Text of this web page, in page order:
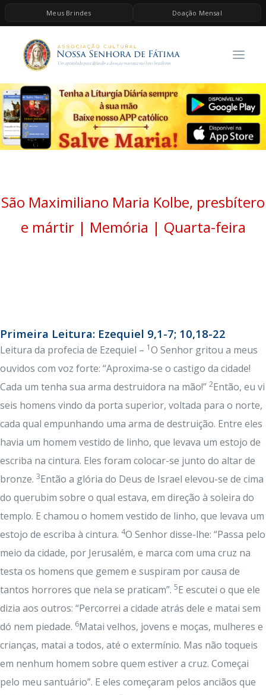
Meus Brindes Doação Mensal
HOME
A ASSOCIAÇÃO
CONTEÚDOS DE MARIA
ESPIRITUALIDADE
AS MELHORES MÚSICAS CATÓLICAS
BRINDES
São Maximiliano Maria Kolbe, presbítero
e mártir | Memória | Quarta-feira
Primeira Leitura: Ezequiel 9,1-7; 10,18-22
Leitura da profecia de Ezequiel – 1O Senhor gritou a meus
ouvidos com voz forte: “Aproxima-se o castigo da cidade!
Cada um tenha sua arma destruidora na mão!” 2Então, eu vi
seis homens vindo da porta superior, voltada para o norte,
cada qual empunhando uma arma de destruição. Entre eles
havia um homem vestido de linho, que levava um estojo de
escriba na cintura. Eles foram colocar-se junto do altar de
bronze. 3Então a glória do Deus de Israel elevou-se de cima
do querubim sobre o qual estava, em direção à soleira do
templo. E chamou o homem vestido de linho, que levava um
estojo de escriba à cintura. 4O Senhor disse-lhe: “Passa pelo
meio da cidade, por Jerusalém, e marca com uma cruz na
testa os homens que gemem e suspiram por causa de
tantos horrores que nela se praticam”. 5E escutei o que ele
dizia aos outros: “Percorrei a cidade atrás dele e matai sem
dó nem piedade. 6Matai velhos, jovens e moças, mulheres e
crianças, matai a todos, até o extermínio. Mas não toqueis
em nenhum homem sobre quem estiver a cruz. Começai
pelo meu santuário”. E eles começaram pelos anciãos que